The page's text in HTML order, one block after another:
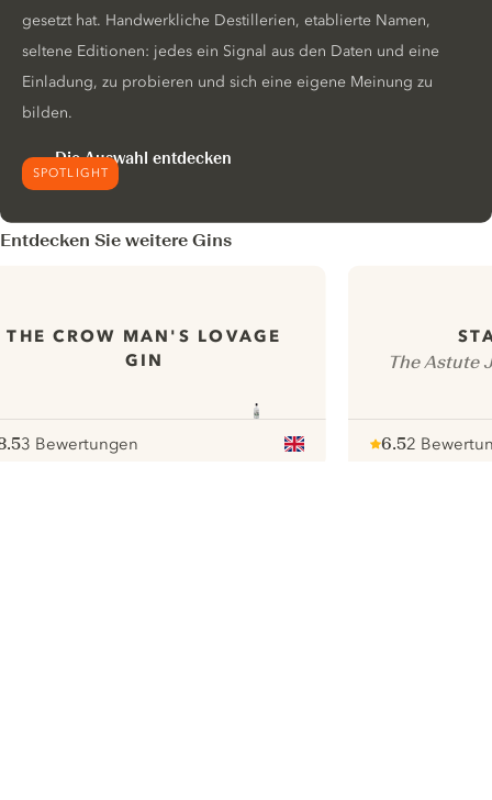
SPOTLIGHT
gesetzt hat. Handwerkliche Destillerien, etablierte Namen,
seltene Editionen: jedes ein Signal aus den Daten und eine
Einladung, zu probieren und sich eine eigene Meinung zu
bilden.
Die Auswahl entdecken
Entdecken Sie weitere Gins
THE CROW MAN'S LOVAGE
GIN
3 Bewertungen
The Astute
6.52